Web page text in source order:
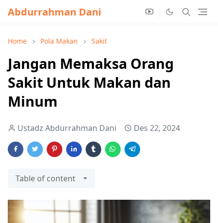
Abdurrahman Dani
Home Pola Makan Sakit
Jangan Memaksa Orang
Sakit Untuk Makan dan
Minum
Ustadz Abdurrahman Dani Des 22, 2024
Table of content